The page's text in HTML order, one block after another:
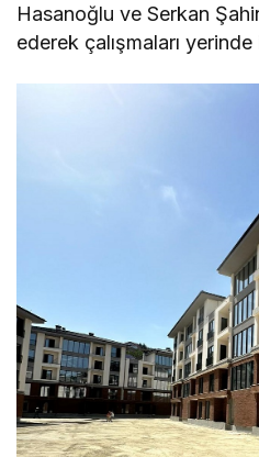
Hasanoğlu ve Serkan
ederek çalışmaları